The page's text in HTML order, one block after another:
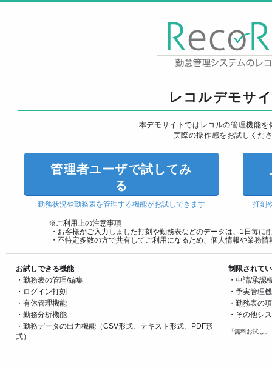
レコルデモサ
本デモサイトではレコルの管理機能を
実際の操作感をお試しくだ
管理者ユーザで試してみ
る
勤務状況や勤務表を管理する機能がお試しできます 打刻
※ご利用上の注意事項
・お客様がご入力しました打刻や勤務表などのデータは、1日毎に
・不特定多数の方で共有してご利用になるため、個人情報や業務
お試しできる機能
制限されて
・勤務表の管理/編集
・申請/承認
・ログイン打刻
・予実管理
・有休管理機能
・勤務表の
・勤務分析機能
・その他シ
・勤務データの出力機能（CSV形式、テキスト形式、PDF形
式）
「無料お試し